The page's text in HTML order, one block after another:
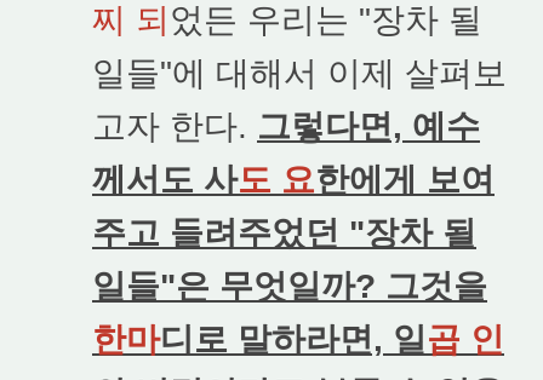
찌 되 었든 우리는 "장차 될
일들"에 대해서 이제 살펴보
고자 한다. 그렇다면, 예수
께서도 사도 요한에게 보여
주고 들려주었던 "장차 될
일들"은 무엇일까? 그것을
한마디로 말하라면, 일 곱 인